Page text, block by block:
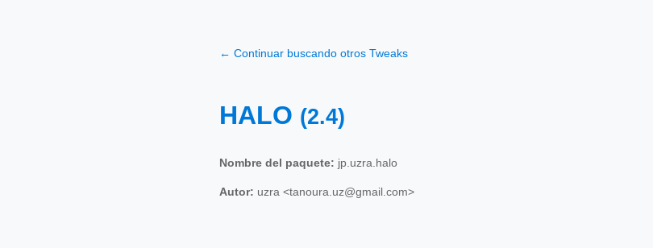
← Continuar buscando otros Tweaks
HALO (2.4)
Nombre del paquete: jp.uzra.halo
Autor: uzra <tanoura.uz@gmail.com>